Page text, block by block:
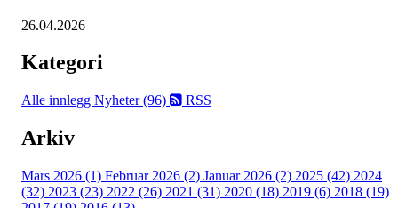
26.04.2026
Kategori
Alle innlegg Nyheter (96) RSS
Arkiv
Mars 2026 (1) Februar 2026 (2) Januar 2026 (2) 2025 (42) 2024
(32) 2023 (23) 2022 (26) 2021 (31) 2020 (18) 2019 (6) 2018 (19)